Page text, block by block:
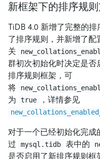
新框架下的排序规
TiDB 4.0 新增了完整的
了排序规则，并新增了配
关
群初次初始化时决定是
排序规则框架，可
将
为
true ，详情参见
对于一个已经初始化完成
过
mysql.tidb 表中的
是否启用了新排序规则框